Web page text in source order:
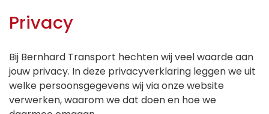
Privacy
Bij Bernhard Transport hechten wij veel waarde aan
jouw privacy. In deze privacyverklaring leggen we uit
welke persoonsgegevens wij via onze website
verwerken, waarom we dat doen en hoe we